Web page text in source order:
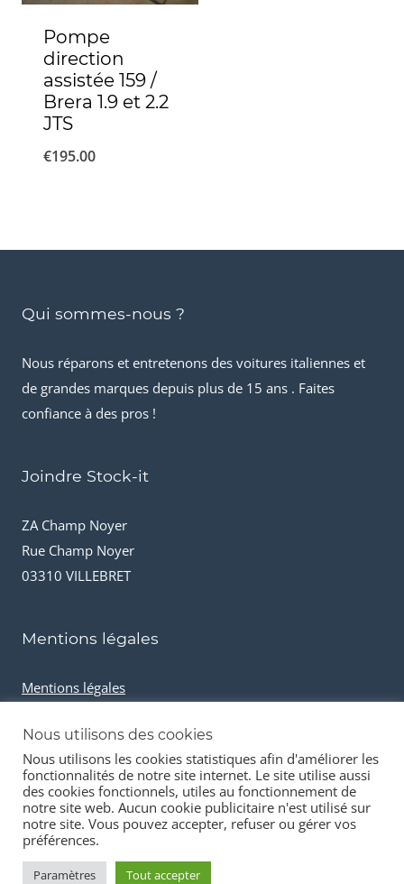
Pompe
direction
assistée 159 /
Brera 1.9 et 2.2
JTS
€195.00
Qui sommes-nous ?
Nous réparons et entretenons des voitures italiennes et
de grandes marques depuis plus de 15 ans . Faites
confiance à des pros !
Joindre Stock-it
ZA Champ Noyer
Rue Champ Noyer
03310 VILLEBRET
Mentions légales
Mentions légales
Cookies et données personnelles
© 2026 Stock-it automobiles
Nous utilisons des cookies
Nous utilisons les cookies statistiques afin d'améliorer les
fonctionnalités de notre site internet. Le site utilise aussi
des cookies fonctionnels, utiles au fonctionnement de
notre site web. Aucun cookie publicitaire n'est utilisé sur
notre site. Vous pouvez accepter, refuser ou gérer vos
préférences.
Paramètres Tout accepter